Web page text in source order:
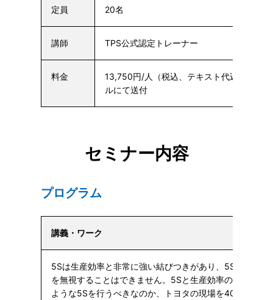
定員 20名
講師 TPS公式認定トレーナー
料金
13,750円/人（税込、テキスト代込） ※テ
ルにて送付
セミナー内容
プログラム
講義・ワーク
5Sは生産効率と非常に強い結びつきがあり、5Sが定着し
を無視することはできません。5Sと生産効率の関係性を
ような5Sを行うべきなのか、トヨタの現場を40年以上支